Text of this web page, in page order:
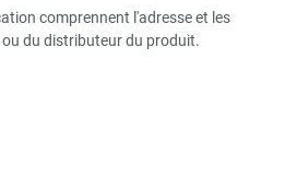
comprennent l'adresse et les
du distributeur du produit.